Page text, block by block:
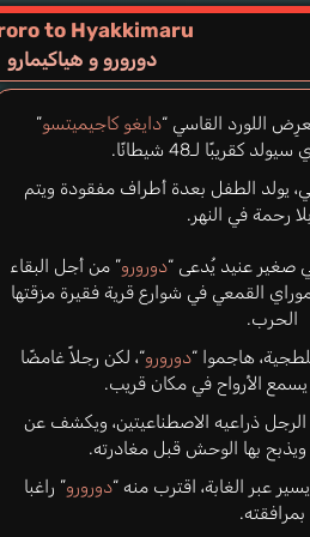
to Hyakkimaru
دورورو و هياكيمارو
اللورد القاسي “دايغو كاجيميتسو”
كقريبًا لـ48 شيطانًا.
يولد الطفل بعدة أطراف مفقودة ويتم
رحمة في النهر.
صغير عنيد يُدعى “دورورو” من أجل البقاء
القمعي في شوارع قرية فقيرة مزقتها
الحرب.
هاجموا “دورورو“، لكن رجلاً غامضًا
الأرواح في مكان قريب.
الرجل ذراعيه الاصطناعيتين، ويكشف عن
بها الوحش قبل مغادرته.
عبر الغابة، اقترب منه “دورورو” راغبا
بمرافقته.